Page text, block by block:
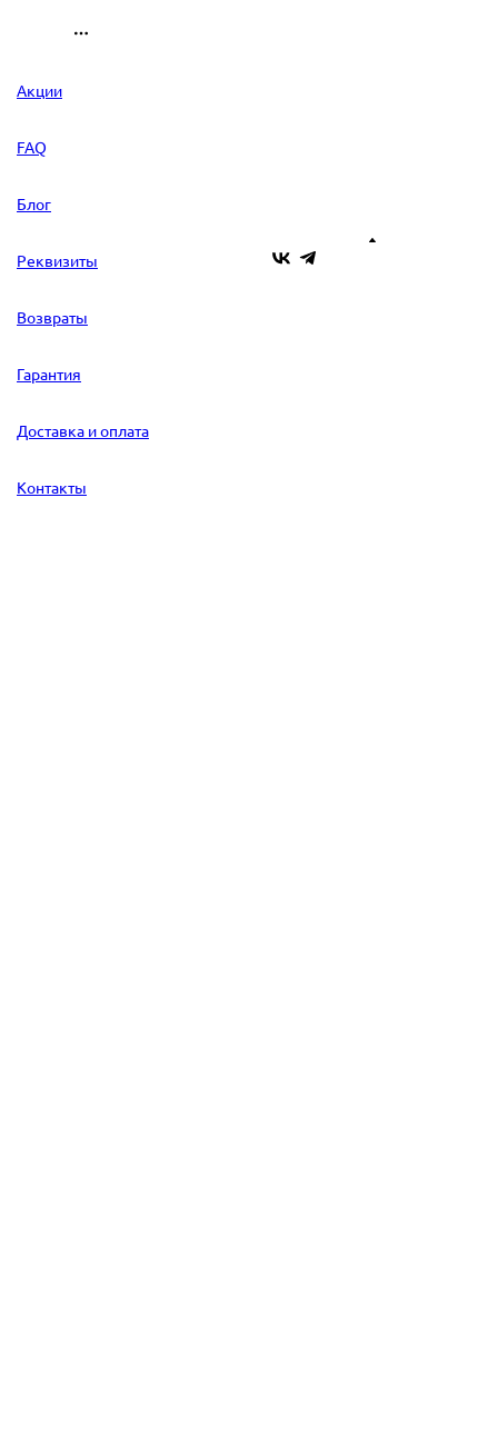
Акции
FAQ
Блог
Реквизиты
Возвраты
Гарантия
Доставка и оплата
Контакты